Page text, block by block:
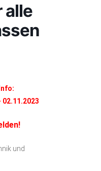
alle
Info:
und